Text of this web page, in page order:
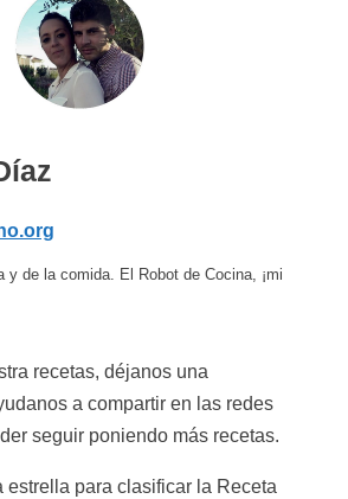
y de la comida. El Robot de Cocina, ¡mi
recetas, déjanos una
a compartir en las redes
seguir poniendo más recetas.
estrella para clasificar la Receta